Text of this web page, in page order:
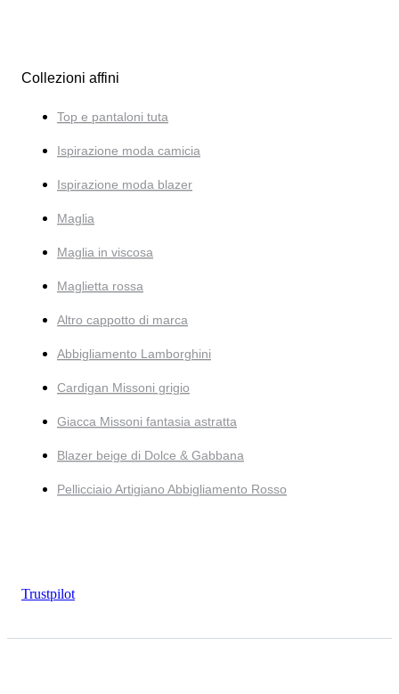
Collezioni affini
Top e pantaloni tuta
Ispirazione moda camicia
Ispirazione moda blazer
Maglia
Maglia in viscosa
Maglietta rossa
Altro cappotto di marca
Abbigliamento Lamborghini
Cardigan Missoni grigio
Giacca Missoni fantasia astratta
Blazer beige di Dolce & Gabbana
Pellicciaio Artigiano Abbigliamento Rosso
Trustpilot